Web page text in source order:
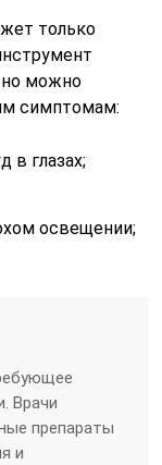
только
можно
симптомам:
в глазах;
освещении;
Врачи
препараты
и